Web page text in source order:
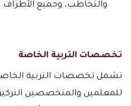
والتخاطب، وجميع الأطراف
تخصصات التربية الخاصة
تشمل تخصصات التربية
للمعلمين والمتخصصين